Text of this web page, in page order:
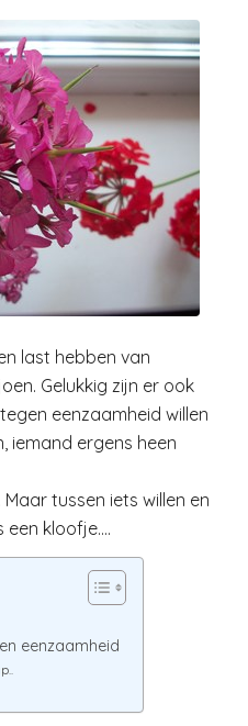
last hebben van
Gelukkig zijn er ook
eenzaamheid willen
iemand ergens heen
tussen iets willen en
een kloofje….
eenzaamheid